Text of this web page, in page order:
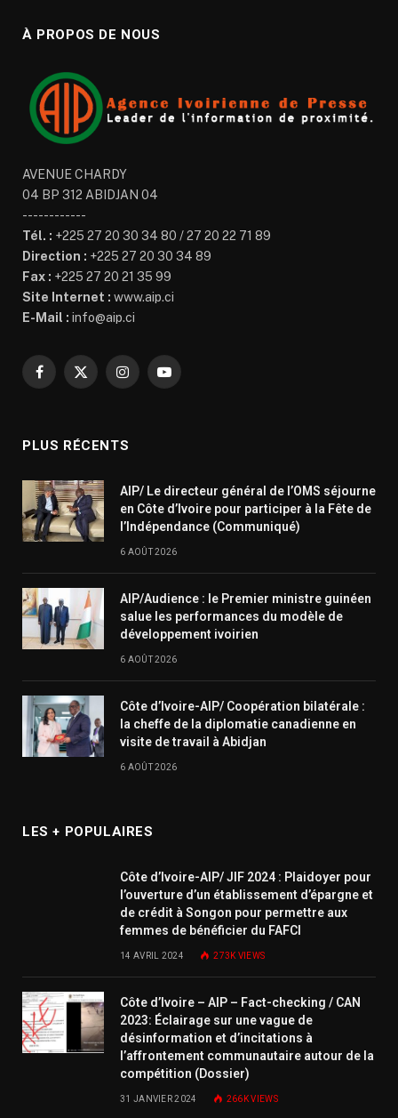
À PROPOS DE NOUS
AVENUE CHARDY
04 BP 312 ABIDJAN 04
------------
Tél. : +225 27 20 30 34 80 / 27 20 22 71 89
Direction : +225 27 20 30 34 89
Fax : +225 27 20 21 35 99
Site Internet : www.aip.ci
E-Mail : info@aip.ci
Facebook
X
InstagramYouTube
PLUS RÉCENTS
AIP/ Le directeur général de l’OMS séjourne
en Côte d’Ivoire pour participer à la Fête de
l’Indépendance (Communiqué)
6 AOÛT 2026
AIP/Audience : le Premier ministre guinéen
salue les performances du modèle de
développement ivoirien
6 AOÛT 2026
Côte d’Ivoire-AIP/ Coopération bilatérale :
la cheffe de la diplomatie canadienne en
visite de travail à Abidjan
6 AOÛT 2026
LES + POPULAIRES
Côte d’Ivoire-AIP/ JIF 2024 : Plaidoyer pour
l’ouverture d’un établissement d’épargne et
de crédit à Songon pour permettre aux
femmes de bénéficier du FAFCI
14 AVRIL 2024 273K VIEWS
Côte d’Ivoire – AIP – Fact-checking / CAN
2023: Éclairage sur une vague de
désinformation et d’incitations à
l’affrontement communautaire autour de la
compétition (Dossier)
31 JANVIER 2024 266KVIEWS